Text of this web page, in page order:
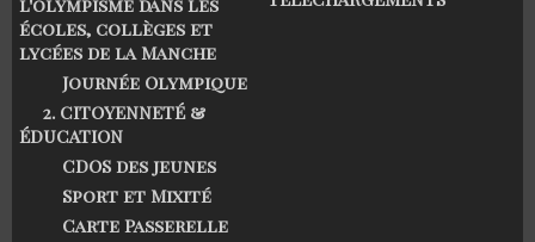
l'olympisme dans les
écoles, collèges et
lycées de la Manche
Journée Olympique
2. CITOYENNETÉ &
ÉDUCATION
CDOS des jeunes
Sport et Mixité
Carte Passerelle